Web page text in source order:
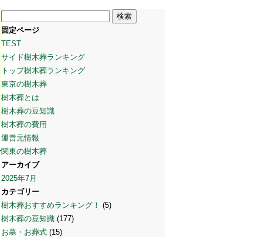
索:
固定ページ
TEST
サイド樹木葬ランキング
トップ樹木葬ランキング
東京の樹木葬
樹木葬とは
樹木葬の豆知識
樹木葬の費用
運営元情報
関東の樹木葬
アーカイブ
2025年7月
カテゴリー
樹木葬おすすめランキング！ (5)
樹木葬の豆知識 (177)
お墓・お葬式 (15)